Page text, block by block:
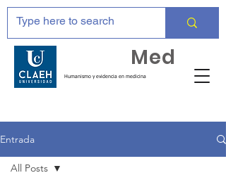
Humanismo y evidencia en medicina
Med
Entrada
All Posts